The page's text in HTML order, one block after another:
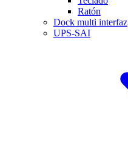
Ratón
Dock multi interfaz
UPS-SAI